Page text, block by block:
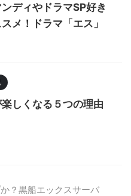
ディやドラマSP好き
メ！ドラマ「エス」
しくなる５つの理由
？黒船エックスサーバ